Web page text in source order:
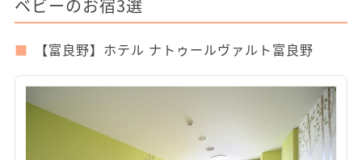
ベビーのお宿3選
【富良野】ホテル ナトゥールヴァルト富良野